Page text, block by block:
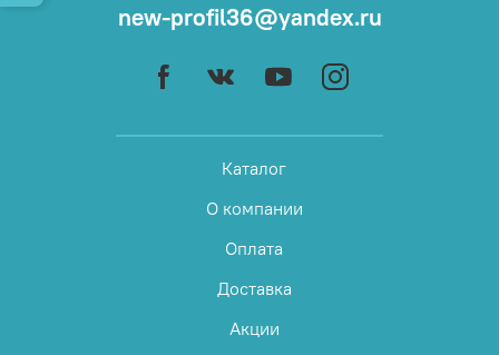
Каталог
О компании
Оплата
Доставка
Акции
new-profil36@yandex.ru